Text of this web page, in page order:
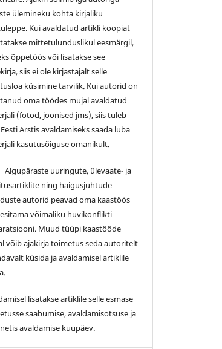
ülemineku kohta kirjaliku
Kui avaldatud artikli koopiat
mittetulunduslikul eesmärgil,
õppetöös või lisatakse see
siis ei ole kirjastajalt selle
küsimine tarvilik. Kui autorid on
oma töödes mujal avaldatud
(fotod, joonised jms), siis tuleb
Arstis avaldamiseks saada luba
kasutusõiguse omanikult.
uuringute, ülevaate- ja
ning haigusjuhtude
autorid peavad oma kaastöös
võimaliku huvikonflikti
Muud tüüpi kaastööde
võib ajakirja toimetus seda autoritelt
küsida ja avaldamisel artiklile
lisatakse artiklile selle esmase
saabumise, avaldamisotsuse ja
avaldamise kuupäev.